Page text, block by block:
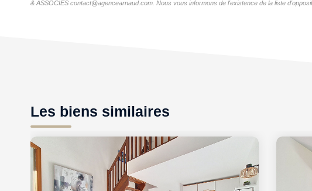
& ASSOCIÉS contact@agencearnaud.com. Nous vous informons de l'existence de la liste
Les biens similaires